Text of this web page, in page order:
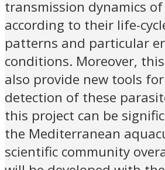
transmission dynamics
according to their life-
patterns and particular
conditions. Moreover,
also provide new tools
detection of these
this project can be
the Mediterranean
scientific community